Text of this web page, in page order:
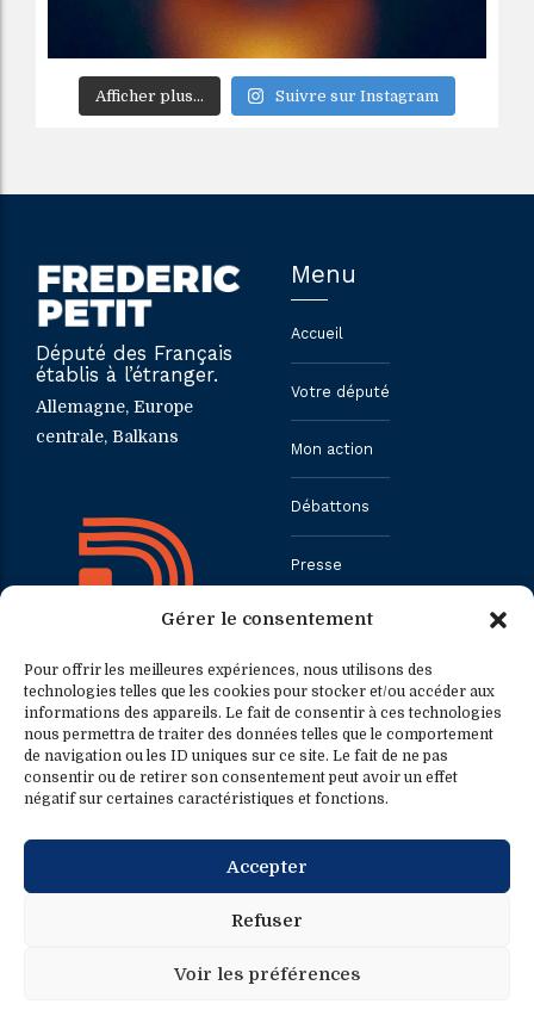
Gérer le consentement
Pour offrir les meilleures expériences, nous utilisons des
technologies telles que les cookies pour stocker et/ou accéder aux
informations des appareils. Le fait de consentir à ces technologies
nous permettra de traiter des données telles que le comportement
de navigation ou les ID uniques sur ce site. Le fait de ne pas
consentir ou de retirer son consentement peut avoir un effet
négatif sur certaines caractéristiques et fonctions.
Accepter
Refuser
Voir les préférences
Afficher plus... Suivre sur Instagram
Député des Français
établis à l’étranger.
Allemagne, Europe
centrale, Balkans
Menu
Accueil
Votre député
Mon action
Débattons
Presse
Contact
Contact
0033.1.40.63.75.31
Contact presse
presse@fredericpetit.eu